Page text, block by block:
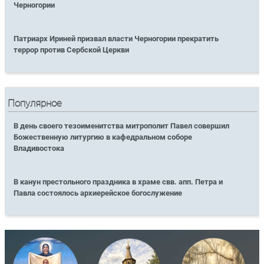
Черногории
Патриарх Ириней призвал власти Черногории прекратить
террор против Сербской Церкви
Популярное
В день своего тезоименитства митрополит Павел совершил
Божественную литургию в кафедральном соборе
Владивостока
В канун престольного праздника в храме свв. апп. Петра и
Павла состоялось архиерейское богослужение